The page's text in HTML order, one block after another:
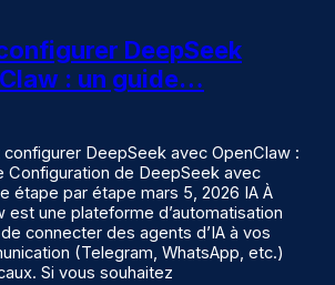
DeepSeek
: un guide…
DeepSeek avec OpenClaw :
Configuration de DeepSeek avec
étape par étape mars 5, 2026 IA À
est une plateforme d’automatisation
connecter des agents d’IA à vos
(Telegram, WhatsApp, etc.)
Si vous souhaitez